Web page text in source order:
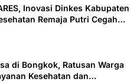
Inovasi Dinkes Kabupaten
Remaja Putri Cegah
di Bongkok, Ratusan Warga
Kesehatan dan